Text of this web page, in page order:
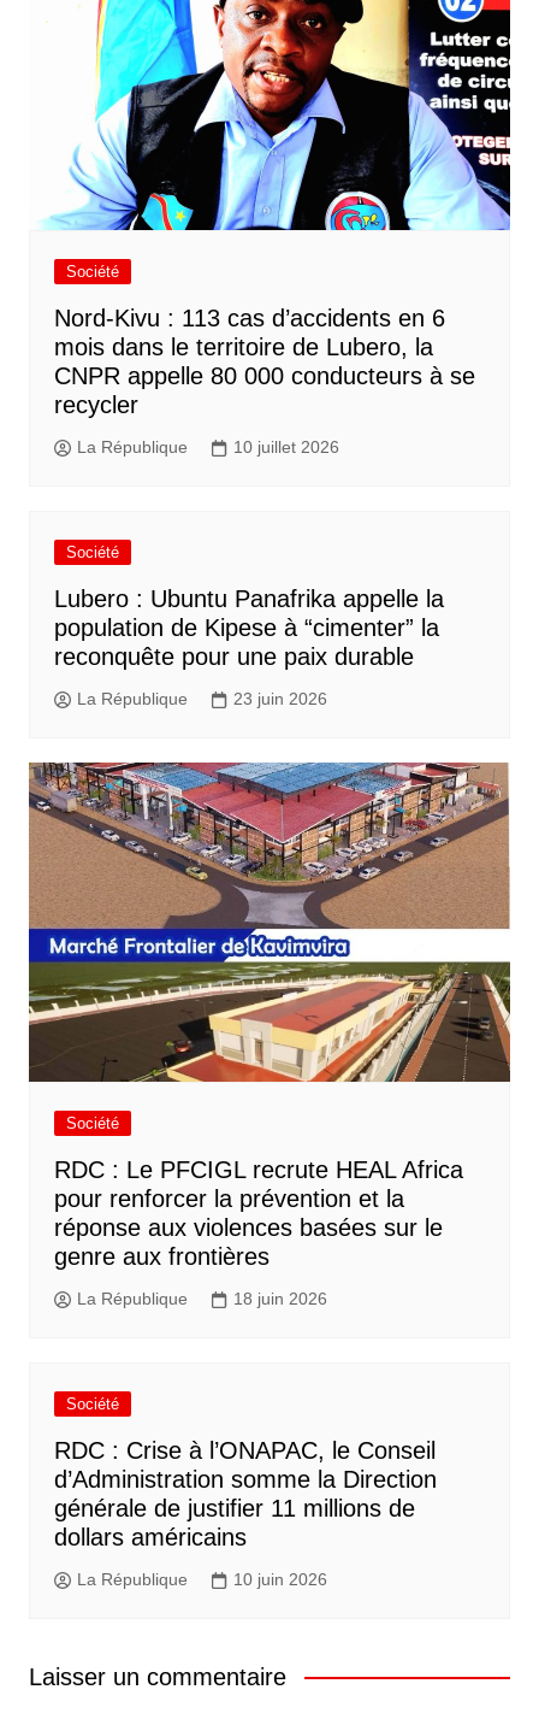
Société
Nord-Kivu : 113 cas d’accidents en 6
mois dans le territoire de Lubero, la
CNPR appelle 80 000 conducteurs à se
recycler
La République 10 juillet 2026
Société
Lubero : Ubuntu Panafrika appelle la
population de Kipese à “cimenter” la
reconquête pour une paix durable
La République 23 juin 2026
Société
RDC : Le PFCIGL recrute HEAL Africa
pour renforcer la prévention et la
réponse aux violences basées sur le
genre aux frontières
La République 18 juin 2026
Société
RDC : Crise à l’ONAPAC, le Conseil
d’Administration somme la Direction
générale de justifier 11 millions de
dollars américains
La République 10 juin 2026
Laisser un commentaire